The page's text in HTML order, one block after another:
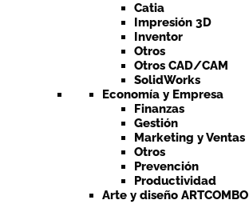
Catia
Impresión 3D
Inventor
Otros
Otros CAD/CAM
SolidWorks
Economía y Empresa
Finanzas
Gestión
Marketing y Ventas
Otros
Prevención
Productividad
Arte y diseño ARTCOMBO